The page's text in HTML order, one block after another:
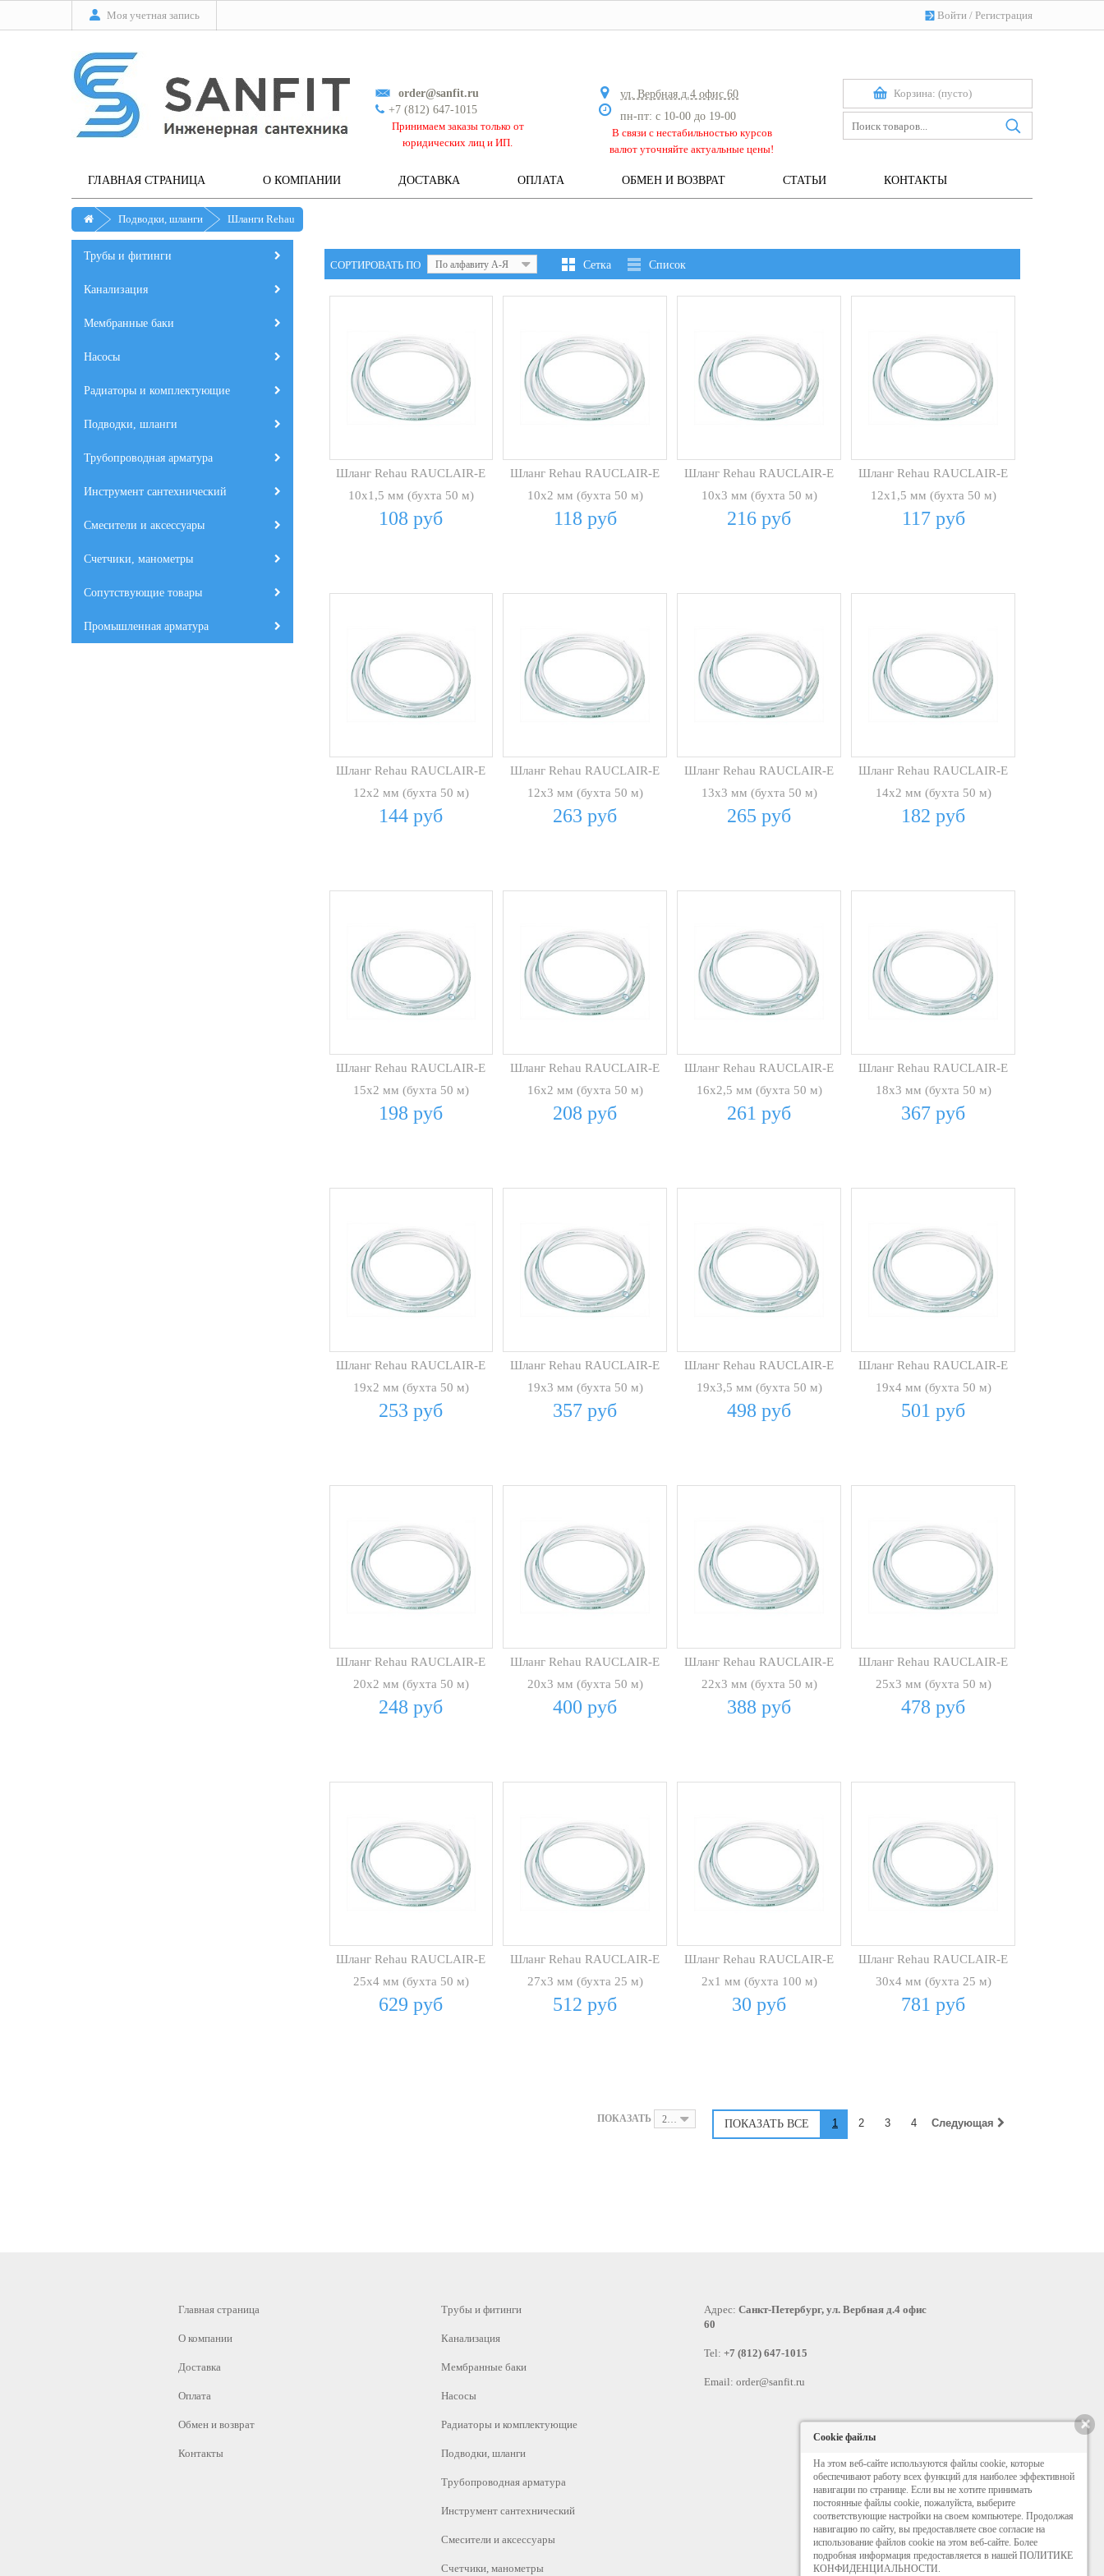
Моя учетная запись Войти / Регистрация
Корзина: (пусто)
order@sanfit.ru
+7 (812) 647-1015
Принимаем заказы только от
юридических лиц и ИП.
ул. Вербная д.4 офис 60
пн-пт: с 10-00 до 19-00
В связи с нестабильностью курсов
валют уточняйте актуальные цены!
ГЛАВНАЯ СТРАНИЦА О КОМПАНИИ ДОСТАВКА ОПЛАТА ОБМЕН И ВОЗВРАТ СТАТЬИ КОНТАКТЫ
Подводки, шланги Шланги Rehau
СОРТИРОВАТЬ ПО По алфавиту А-Я Сетка Список
Шланг Rehau RAUCLAIR-E
10х1,5 мм (бухта 50 м)
108 руб
Шланг Rehau RAUCLAIR-E
10х2 мм (бухта 50 м)
118 руб
Шланг Rehau RAUCLAIR-E
10х3 мм (бухта 50 м)
216 руб
Шланг Rehau RAUCLAIR-E
12х1,5 мм (бухта 50 м)
117 руб
Шланг Rehau RAUCLAIR-E
12х2 мм (бухта 50 м)
144 руб
Шланг Rehau RAUCLAIR-E
12х3 мм (бухта 50 м)
263 руб
Шланг Rehau RAUCLAIR-E
13х3 мм (бухта 50 м)
265 руб
Шланг Rehau RAUCLAIR-E
14х2 мм (бухта 50 м)
182 руб
Шланг Rehau RAUCLAIR-E
15х2 мм (бухта 50 м)
198 руб
Шланг Rehau RAUCLAIR-E
16х2 мм (бухта 50 м)
208 руб
Шланг Rehau RAUCLAIR-E
16х2,5 мм (бухта 50 м)
261 руб
Шланг Rehau RAUCLAIR-E
18х3 мм (бухта 50 м)
367 руб
Шланг Rehau RAUCLAIR-E
19х2 мм (бухта 50 м)
253 руб
Шланг Rehau RAUCLAIR-E
19х3 мм (бухта 50 м)
357 руб
Шланг Rehau RAUCLAIR-E
19х3,5 мм (бухта 50 м)
498 руб
Шланг Rehau RAUCLAIR-E
19х4 мм (бухта 50 м)
501 руб
Шланг Rehau RAUCLAIR-E
20х2 мм (бухта 50 м)
248 руб
Шланг Rehau RAUCLAIR-E
20х3 мм (бухта 50 м)
400 руб
Шланг Rehau RAUCLAIR-E
22х3 мм (бухта 50 м)
388 руб
Шланг Rehau RAUCLAIR-E
25х3 мм (бухта 50 м)
478 руб
Шланг Rehau RAUCLAIR-E
25х4 мм (бухта 50 м)
629 руб
Шланг Rehau RAUCLAIR-E
27х3 мм (бухта 25 м)
512 руб
Шланг Rehau RAUCLAIR-E
2х1 мм (бухта 100 м)
30 руб
Шланг Rehau RAUCLAIR-E
30х4 мм (бухта 25 м)
781 руб
ПОКАЗАТЬ 24 1 2 3 4 Следующая
Трубы и фитинги
Канализация
Мембранные баки
Насосы
Радиаторы и комплектующие
Подводки, шланги
Трубопроводная арматура
Инструмент сантехнический
Смесители и аксессуары
Счетчики, манометры
Сопутствующие товары
Промышленная арматура
Главная страница
О компании
Доставка
Оплата
Обмен и возврат
Контакты
Трубы и фитинги
Канализация
Мембранные баки
Насосы
Радиаторы и комплектующие
Подводки, шланги
Трубопроводная арматура
Инструмент сантехнический
Смесители и аксессуары
Счетчики, манометры
Адрес: Санкт-Петербург, ул. Вербная д.4 офис
60
Tel: +7 (812) 647-1015
Email: order@sanfit.ru
×
Cookie файлы
На этом веб-сайте используются файлы cookie, которые
обеспечивают работу всех функций для наиболее эффективной
навигации по странице. Если вы не хотите принимать
постоянные файлы cookie, пожалуйста, выберите
соответствующие настройки на своем компьютере. Продолжая
навигацию по сайту, вы предоставляете свое согласие на
использование файлов cookie на этом веб-сайте. Более
подробная информация предоставляется в нашей ПОЛИТИКЕ
КОНФИДЕНЦИАЛЬНОСТИ.